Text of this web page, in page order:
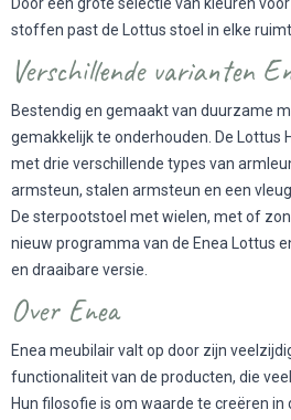
Door een grote selectie van kleuren
stoffen past de Lottus stoel in elke
Verschillende varianten
Bestendig en gemaakt van duurzame
gemakkelijk te onderhouden. De Lottus
met drie verschillende types van
armsteun, stalen armsteun en een
De sterpootstoel met wielen, met of
nieuw programma van de Enea Lottus
en draaibare versie.
Over Enea
Enea meubilair valt op door zijn
functionaliteit van de producten, die
Hun filosofie is om waarde te creëren